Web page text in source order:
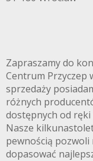
Zapraszamy do
Centrum Przyczep
sprzedaży
różnych
dostępnych od ręki
Nasze
pewnością
dopasować